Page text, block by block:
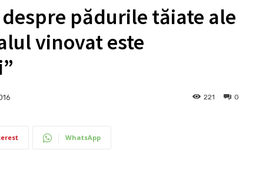
pădurile tăiate ale
vinovat este
0
221
WhatsApp